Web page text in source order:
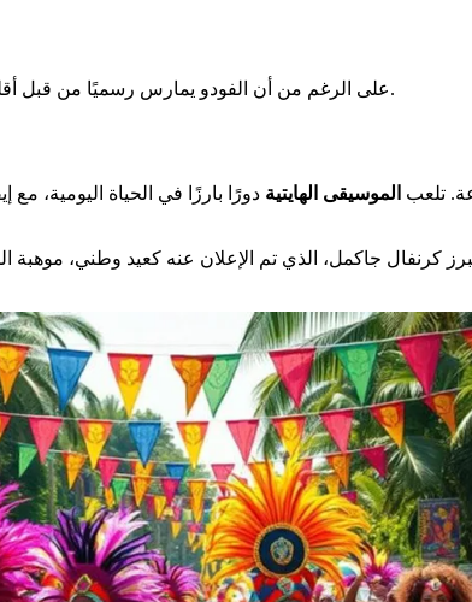
على الرغم من أن الفودو يمارس رسميًا من قبل أقلية، إلا أن تأثيره يتجاوز الإحصائيات. إنه يتغلغل بعمق في الثقافة والهوية الهايتية.
تلعب الموسيقى الهايتية دورًا بارزًا في الحياة اليومية،
كرنفال جاكمل، الذي تم الإعلان عنه كعيد وطني، موهبة